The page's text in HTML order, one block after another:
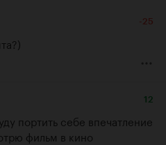
-25
12
портить себе впечатление
фильм в кино